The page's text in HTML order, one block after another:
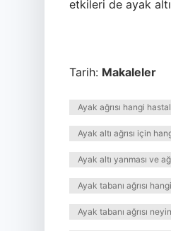
etkileri de ayak
Tarih: Makaleler
Ayak ağrısı hangi
Ayak altı ağrısı için
Ayak altı yanması ve
Ayak tabanı ağrısı
Ayak tabanı ağrısı